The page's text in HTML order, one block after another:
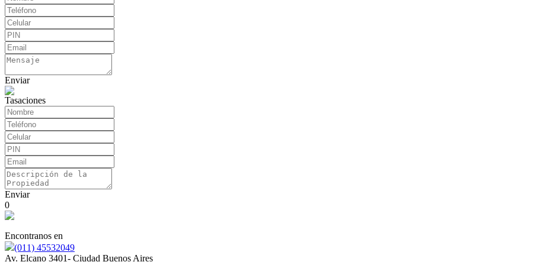
Enviar
Tasaciones
Enviar
0
Encontranos en
(011) 45532049
Av. Elcano 3401- Ciudad Buenos Aires